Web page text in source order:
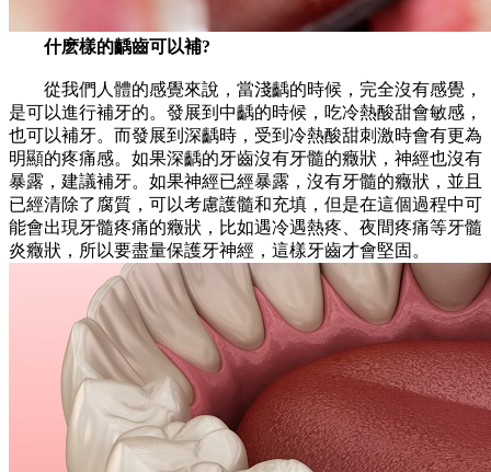
什麽樣的齲齒可以補?
從我們人體的感覺來說，當淺齲的時候，完全沒有感覺，
是可以進行補牙的。發展到中齲的時候，吃冷熱酸甜會敏感，
也可以補牙。而發展到深齲時，受到冷熱酸甜刺激時會有更為
明顯的疼痛感。如果深齲的牙齒沒有牙髓的癥狀，神經也沒有
暴露，建議補牙。如果神經已經暴露，沒有牙髓的癥狀，並且
已經清除了腐質，可以考慮護髓和充填，但是在這個過程中可
能會出現牙髓疼痛的癥狀，比如遇冷遇熱疼、夜間疼痛等牙髓
炎癥狀，所以要盡量保護牙神經，這樣牙齒才會堅固。